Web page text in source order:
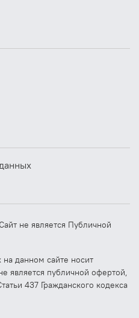
не является Публичной
данном сайте носит
является публичной офертой,
437 Гражданского кодекса